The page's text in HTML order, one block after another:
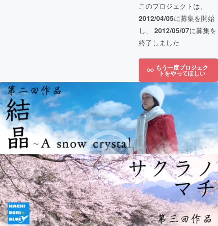
このプロジェクトは、
2012/04/05に募集を開始
し、 2012/05/07に募集を
終了しました
もう一度プロジェク
トをやってほしい